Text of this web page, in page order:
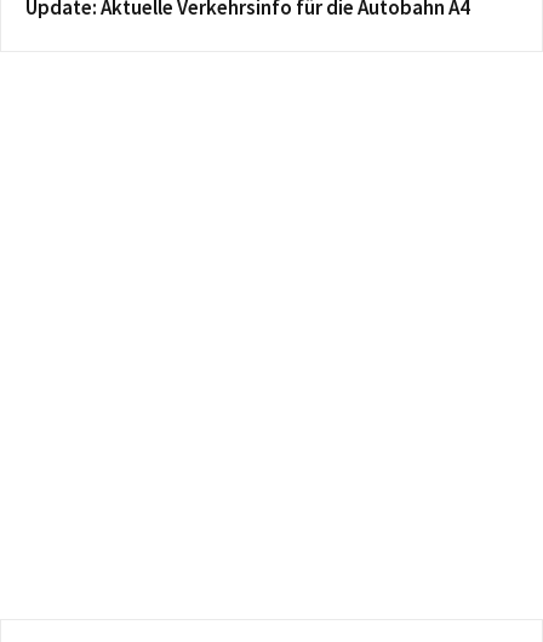
Update: Aktuelle Verkehrsinfo für die Autobahn A4